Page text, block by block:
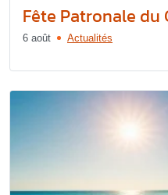
Fête Patronale du
6 août Actualités